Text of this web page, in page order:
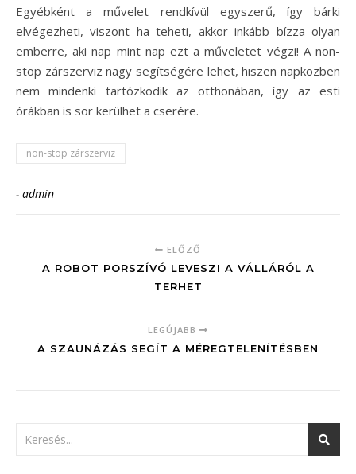
Egyébként a művelet rendkívül egyszerű, így bárki
elvégezheti, viszont ha teheti, akkor inkább bízza olyan
emberre, aki nap mint nap ezt a műveletet végzi! A non-
stop zárszerviz nagy segítségére lehet, hiszen napközben
nem mindenki tartózkodik az otthonában, így az esti
órákban is sor kerülhet a cserére.
non-stop zárszerviz
- admin
ELŐZŐ
A ROBOT PORSZÍVÓ LEVESZI A VÁLLÁRÓL A
TERHET
LEGÚJABB
A SZAUNÁZÁS SEGÍT A MÉREGTELENÍTÉSBEN